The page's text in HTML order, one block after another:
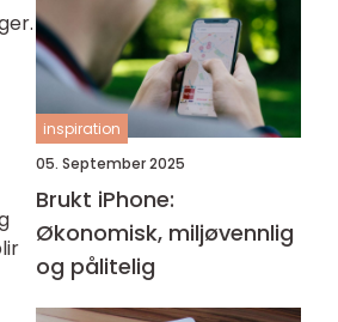
inspiration
05. September 2025
Brukt iPhone:
Økonomisk, miljøvennlig
og pålitelig